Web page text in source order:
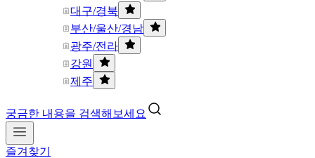
대구/경북
부산/울산/경남
광주/전라
강원
제주
궁금한 내용을 검색해보세요
즐겨찾기